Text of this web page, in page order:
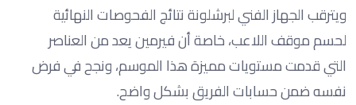
ويترقب الجهاز الفني لبرشلونة نتائج الفحوصات النهائية
لحسم موقف اللاعب، خاصة أن فيرمين يعد من العناصر
التي قدمت مستويات مميزة هذا الموسم، ونجح في فرض
نفسه ضمن حسابات الفريق بشكل واضح.